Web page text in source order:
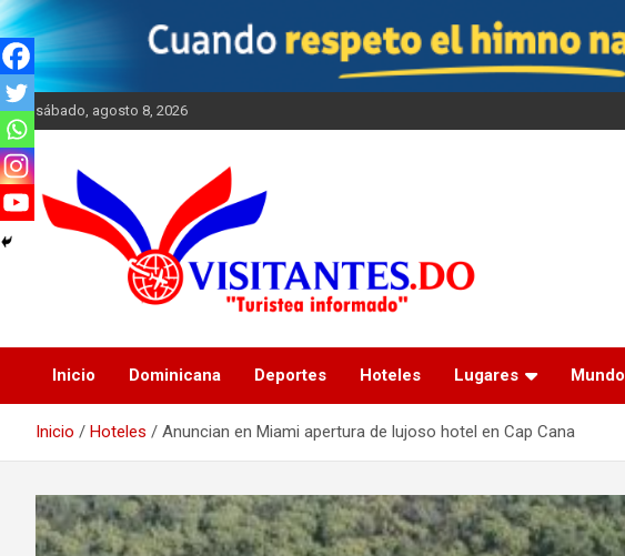
Saltar
al
contenido
sábado, agosto 8, 2026
Visitantes
Inicio Dominicana Deportes Hoteles Lugares Mundo
Inicio Hoteles Anuncian en Miami apertura de lujoso hotel en Cap Cana